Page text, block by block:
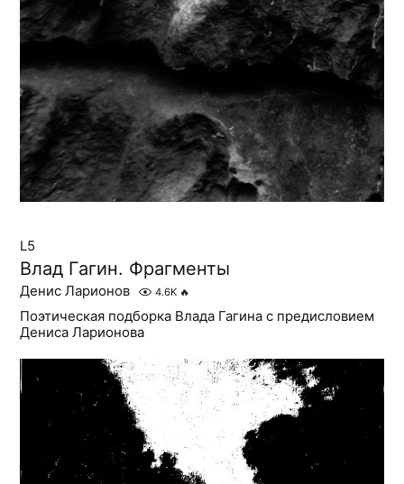
L5
Влад Гагин. Фрагменты
Денис Ларионов 4.6K 🔥
Поэтическая подборка Влада Гагина с предисловием
Дениса Ларионова